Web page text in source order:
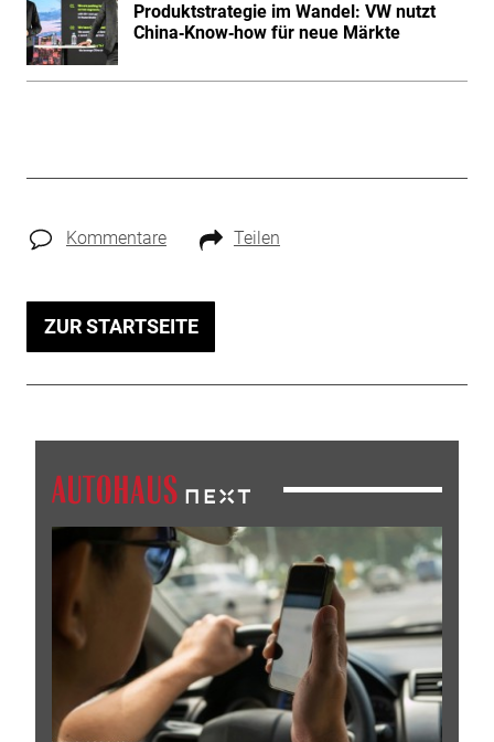
Produktstrategie im Wandel: VW nutzt
China‑Know‑how für neue Märkte
Kommentare Teilen
ZUR STARTSEITE